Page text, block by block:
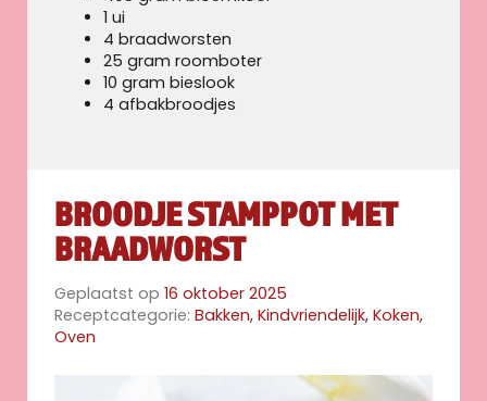
1 ui
4 braadworsten
25 gram roomboter
10 gram bieslook
4 afbakbroodjes
BROODJE STAMPPOT MET
BRAADWORST
Geplaatst op 16 oktober 2025
Receptcategorie: Bakken, Kindvriendelijk, Koken,
Oven